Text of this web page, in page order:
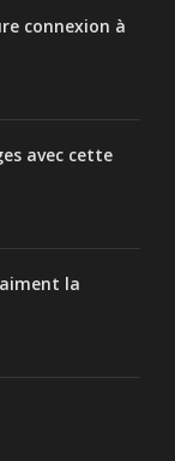
connexion à
avec cette
la